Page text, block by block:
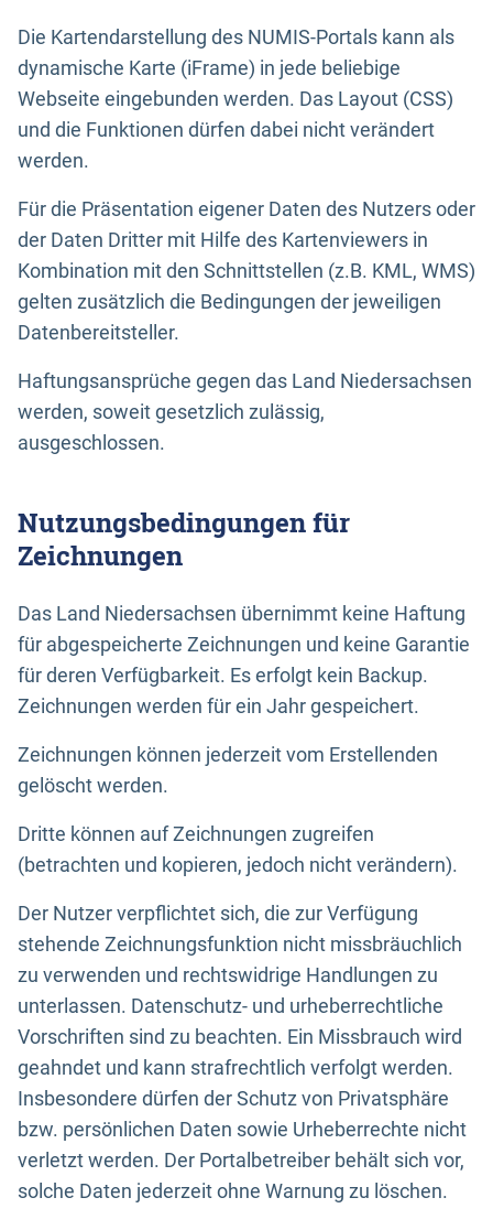
Die Kartendarstellung des NUMIS-Portals kann als
dynamische Karte (iFrame) in jede beliebige
Webseite eingebunden werden. Das Layout (CSS)
und die Funktionen dürfen dabei nicht verändert
werden.
Für die Präsentation eigener Daten des Nutzers oder
der Daten Dritter mit Hilfe des Kartenviewers in
Kombination mit den Schnittstellen (z.B. KML, WMS)
gelten zusätzlich die Bedingungen der jeweiligen
Datenbereitsteller.
Haftungsansprüche gegen das Land Niedersachsen
werden, soweit gesetzlich zulässig,
ausgeschlossen.
Nutzungsbedingungen für
Zeichnungen
Das Land Niedersachsen übernimmt keine Haftung
für abgespeicherte Zeichnungen und keine Garantie
für deren Verfügbarkeit. Es erfolgt kein Backup.
Zeichnungen werden für ein Jahr gespeichert.
Zeichnungen können jederzeit vom Erstellenden
gelöscht werden.
Dritte können auf Zeichnungen zugreifen
(betrachten und kopieren, jedoch nicht verändern).
Der Nutzer verpflichtet sich, die zur Verfügung
stehende Zeichnungsfunktion nicht missbräuchlich
zu verwenden und rechtswidrige Handlungen zu
unterlassen. Datenschutz- und urheberrechtliche
Vorschriften sind zu beachten. Ein Missbrauch wird
geahndet und kann strafrechtlich verfolgt werden.
Insbesondere dürfen der Schutz von Privatsphäre
bzw. persönlichen Daten sowie Urheberrechte nicht
verletzt werden. Der Portalbetreiber behält sich vor,
solche Daten jederzeit ohne Warnung zu löschen.